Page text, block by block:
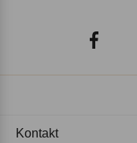
Kontakt